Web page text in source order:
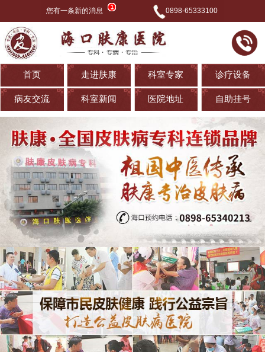
您有一条新的消息 0898-65333100
首页 走进肤康 科室专家 诊疗设备
病友交流 科室新闻 医院地址 自助挂号